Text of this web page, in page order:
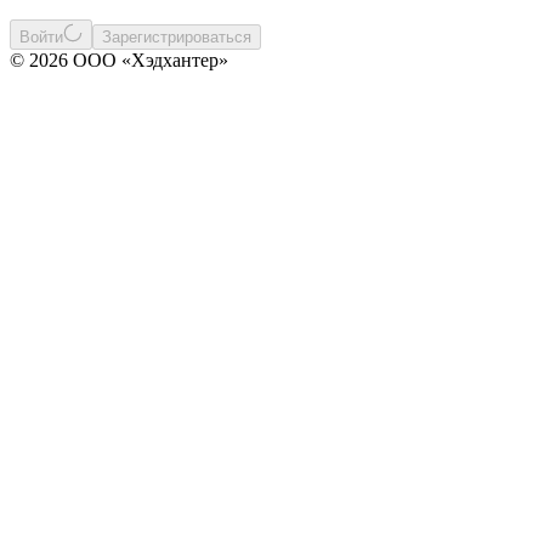
Войти Зарегистрироваться
© 2026 ООО «Хэдхантер»